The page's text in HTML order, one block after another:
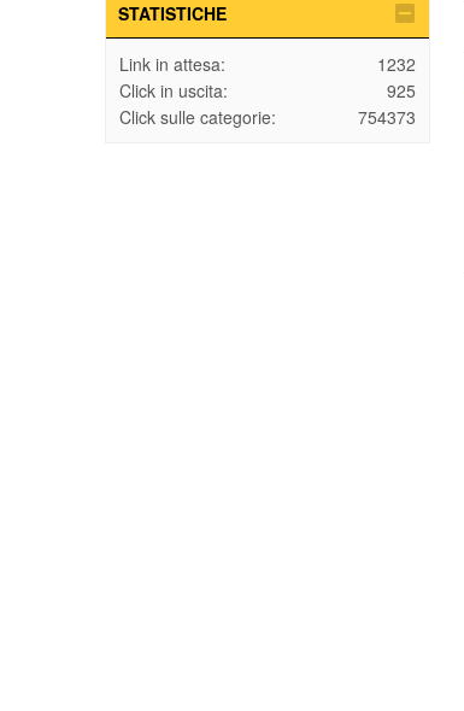
STATISTICHE
Link in attesa:
1232
Click in uscita:
925
Click sulle categorie:
754373